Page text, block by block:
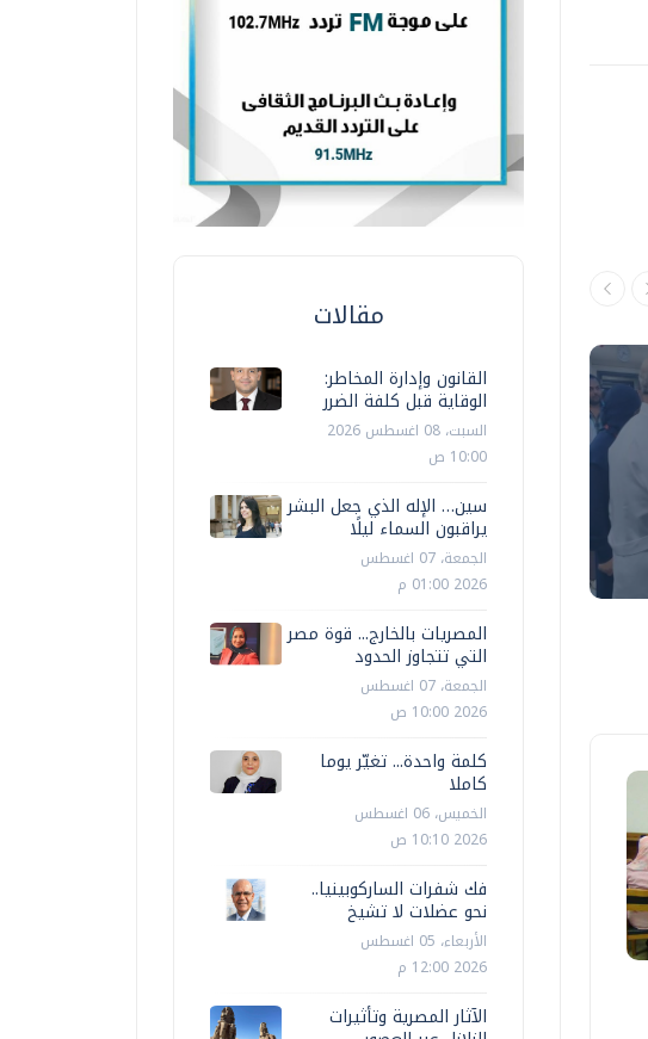
محافظات
محافظ البحر الأحمر: تطوير خدمات
الطبية
أحمد عوض الجمعة، 06 مارس 2026 12:22 م
مقالات
القانون وإدارة المخاطر:
الوقاية قبل كلفة الضرر
السبت، 08 اغسطس 2026
10:00 ص
سين… الإله الذي جعل البشر
يراقبون السماء ليلًا
الجمعة، 07 اغسطس
2026 01:00 م
المصريات بالخارج... قوة مصر
التي تتجاوز الحدود
الجمعة، 07 اغسطس
2026 10:00 ص
كلمة واحدة... تغيّر يوما
كاملا
الخميس، 06 اغسطس
2026 10:10 ص
فك شفرات الساركوبينيا..
نحو عضلات لا تشيخ
الأربعاء، 05 اغسطس
2026 12:00 م
الآثار المصرية وتأثيرات